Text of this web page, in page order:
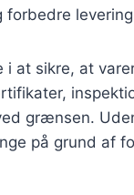
forbedre
at sikre, at
grænsen.
på grund af